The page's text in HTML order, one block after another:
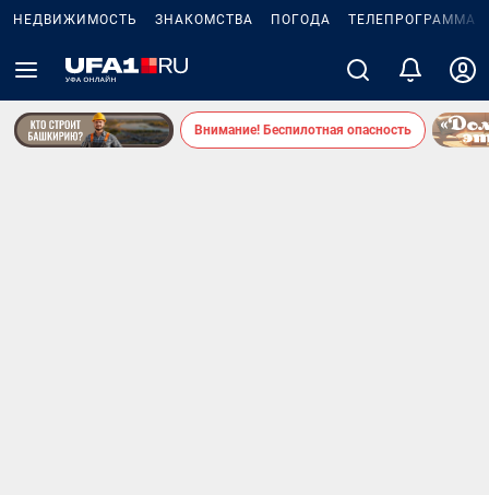
НЕДВИЖИМОСТЬ ЗНАКОМСТВА ПОГОДА ТЕЛЕПРОГРАММА
Внимание! Беспилотная опасность